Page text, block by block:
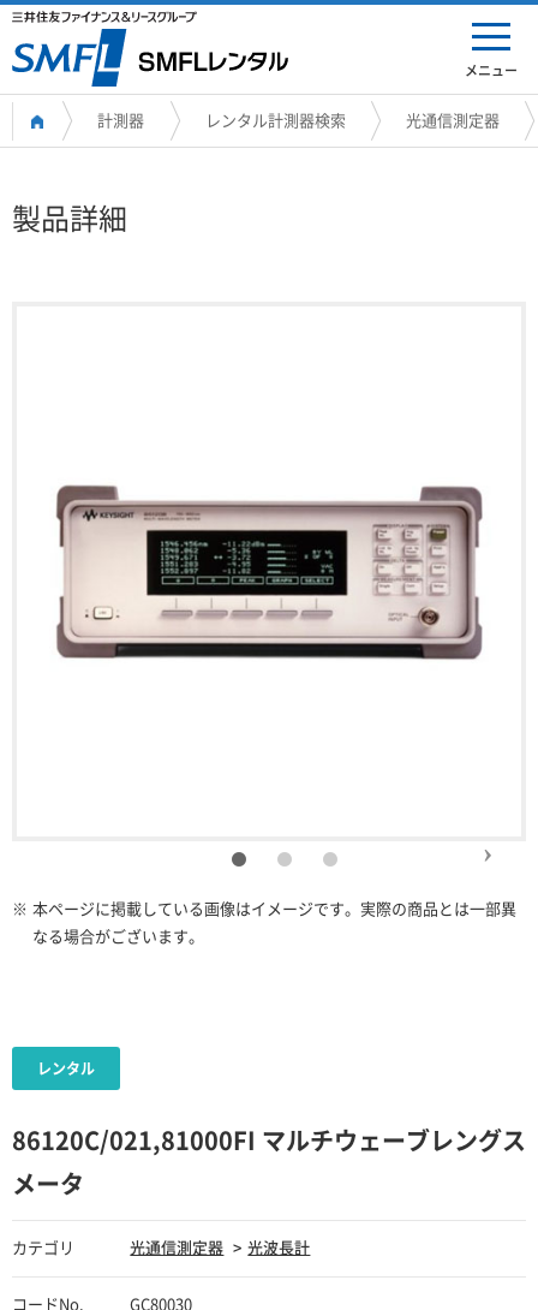
メニュー
計測器 レンタル計測器検索 光通信測定器
製品詳細
※ 本ページに掲載している画像はイメージです。実際の商品とは一部異
なる場合がございます。
86120C/021,81000FI マルチウェーブレングス
メータ
カテゴリ 光通信測定器 光波長計
コードNo. GC80030